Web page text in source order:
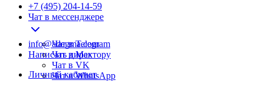
+7 (495) 204-14-59
Чат в мессенджере
Чат в Telegram
Чат в Max
Чат в VK
Чат в WhatsApp
info@adegma.com
Написать директору
Личный кабинет